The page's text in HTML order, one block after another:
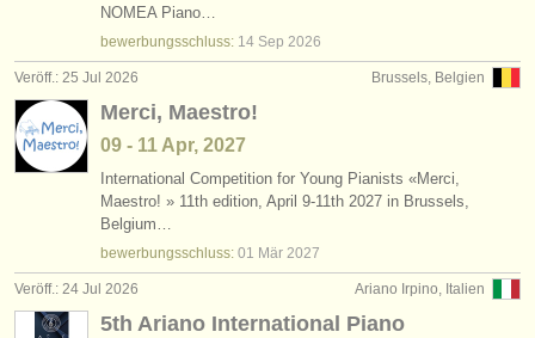
NOMEA Piano…
bewerbungsschluss: 14 Sep 2026
Brussels, Belgien
Veröff.: 25 Jul 2026
Merci, Maestro!
09 - 11 Apr, 2027
International Competition for Young Pianists «Merci,
Maestro! » 11th edition, April 9-11th 2027 in Brussels,
Belgium…
bewerbungsschluss: 01 Mär 2027
Ariano Irpino, Italien
Veröff.: 24 Jul 2026
5th Ariano International Piano